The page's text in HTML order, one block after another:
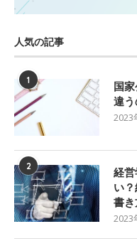
人気の記事
1
国
違う
2023
2
経
い
書き
2023